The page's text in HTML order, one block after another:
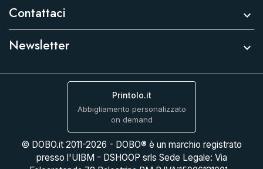
Contattaci 
Newsletter 
Printolo.it
Abbigliamento personalizzato
on demand
© DOBO.it 2011-2026 - DOBO® è un marchio registrato
presso l'UIBM - DSHOOP srls Sede Legale: Via